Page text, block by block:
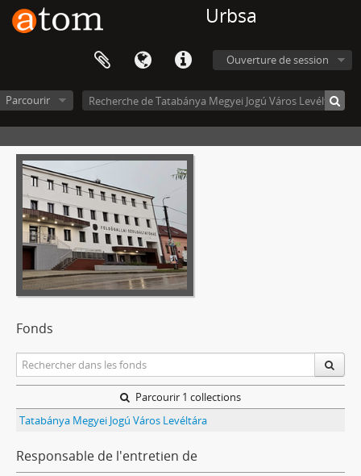
Urbsa
Ouverture de session
Parcourir
Fonds
Parcourir 1 collections
Tatabánya Megyei Jogú Város Levéltára
Responsable de l'entretien de